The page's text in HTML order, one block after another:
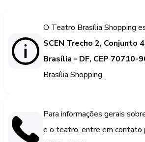
O Teatro Brasília Shopping
SCEN Trecho 2, Conjunto
Brasília - DF, CEP 70710-
Brasília Shopping.
Para informações gerais
e o teatro, entre em